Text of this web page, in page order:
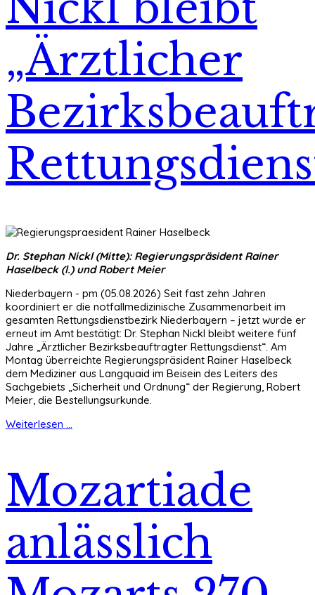
„Ärztlicher
Dr. Stephan Nickl (Mitte): Regierungspräsident Rainer
Haselbeck (l.) und Robert Meier
Niederbayern - pm (05.08.2026) Seit fast zehn Jahren
koordiniert er die notfallmedizinische Zusammenarbeit im
gesamten Rettungsdienstbezirk Niederbayern – jetzt wurde er
erneut im Amt bestätigt: Dr. Stephan Nickl bleibt weitere fünf
Jahre „Ärztlicher Bezirksbeauftragter Rettungsdienst“. Am
Montag überreichte Regierungspräsident Rainer Haselbeck
dem Mediziner aus Langquaid im Beisein des Leiters des
Sachgebiets „Sicherheit und Ordnung“ der Regierung, Robert
Meier, die Bestellungsurkunde.
Weiterlesen ...
Mozartiade
anlässlich